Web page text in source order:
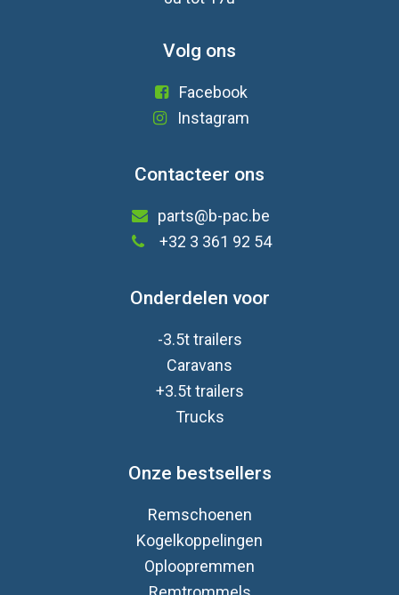
Volg ons
Facebook
Instagram
Contacteer ons
parts@b-pac.be
+32 3 361 92 54
Onderdelen voor
-3.5t trailers
Caravans
+3.5t trailers
Trucks
Onze bestsellers
Remschoenen
Kogelkoppelingen
Oploopremmen